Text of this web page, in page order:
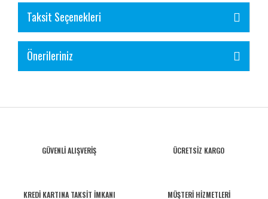
Taksit Seçenekleri
Önerileriniz
GÜVENLİ ALIŞVERİŞ ÜCRETSİZ KARGO
KREDİ KARTINA TAKSİT İMKANI MÜŞTERİ HİZMETLERİ